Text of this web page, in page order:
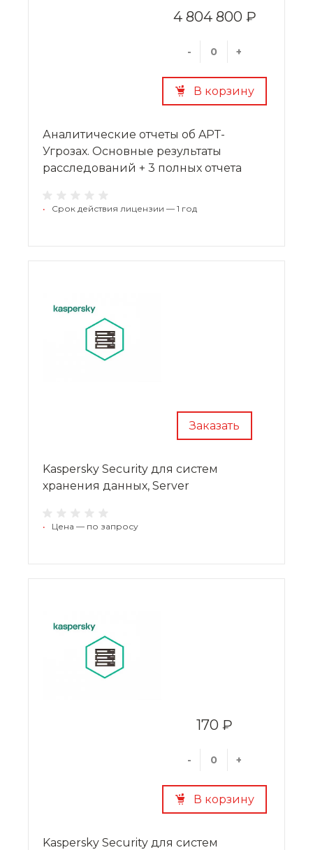
4 804 800 ₽
- +
В корзину
Аналитические отчеты об APT-
Угрозах. Основные результаты
расследований + 3 полных отчета
• Срок действия лицензии — 1 год
Заказать
Kaspersky Security для систем
хранения данных, Server
• Цена — по запросу
170 ₽
- +
В корзину
Kaspersky Security для систем